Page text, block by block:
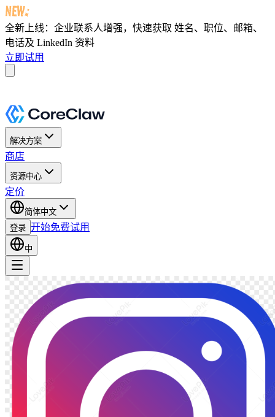
全新上线：企业联系人增强，快速获取 姓名、职位、邮箱、
电话及 LinkedIn 资料
立即试用
解决方案
商店
资源中心
定价
简体中文
登录 开始免费试用
中